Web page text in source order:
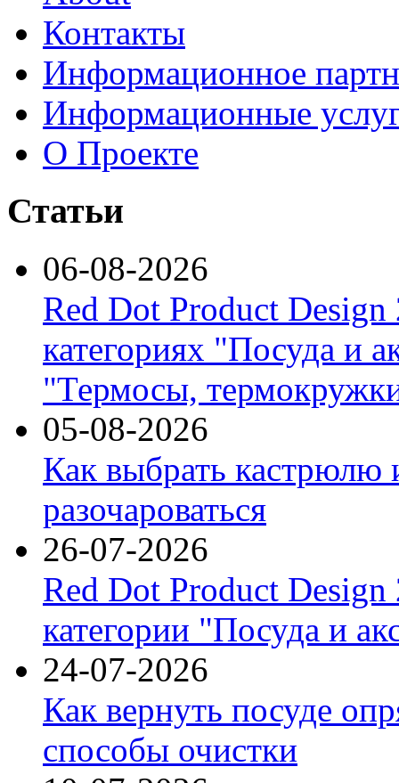
Контакты
Информационное
Информационные
О Проекте
Статьи
06-08-2026
Red Dot Product Design
категориях "Посуда и
"Термосы,
05-08-2026
Как выбрать кастрюлю
разочароваться
26-07-2026
Red Dot Product Design
категории "Посуда и
24-07-2026
Как вернуть посуде
способы очистки